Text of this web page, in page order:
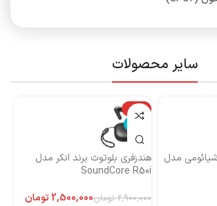
سایر محصولات
مدل
-14%
ناموجود
هندزفری بلوتوث برند انکر مدل
SoundCore R50i
2,900,000 تومان2,500,000تومان